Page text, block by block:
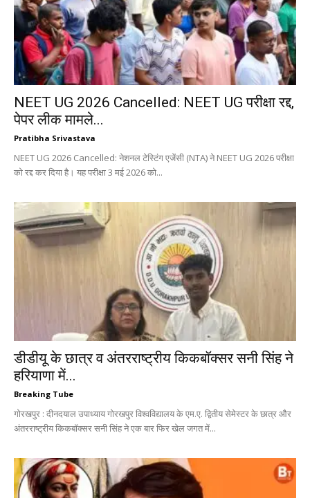
NEET UG 2026 Cancelled: NEET UG परीक्षा रद्द,
पेपर लीक मामले...
Pratibha Srivastava
NEET UG 2026 Cancelled: नेशनल टेस्टिंग एजेंसी (NTA) ने NEET UG 2026 परीक्षा
को रद्द कर दिया है। यह परीक्षा 3 मई 2026 को...
डीडीयू के छात्र व अंतरराष्ट्रीय किकबॉक्सर सनी सिंह ने
हरियाणा में...
Breaking Tube
गोरखपुर : दीनदयाल उपाध्याय गोरखपुर विश्वविद्यालय के एम.ए. द्वितीय सेमेस्टर के छात्र और
अंतरराष्ट्रीय किकबॉक्सर सनी सिंह ने एक बार फिर खेल जगत में...